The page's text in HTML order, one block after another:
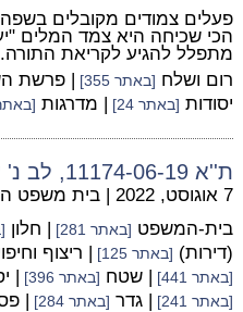
פעלים צמודים מקובלים
הכי שכיחה היא צמד המלים
מתפלל להגיע לקריאת התורה.
רום ושלח [באתר 355] | פרשת
יסודות [באתר 24] | מדרגות [באתר
ת''א 11174-06-19, לב נ' ש.ק.ד. בע''מ ואח'
7 אוגוסט, 2022 | בית משפט
בית-המשפט [באתר 281] | חלון
(דירות) [באתר 125] | ריצוף
[באתר 441] | שטח [באתר 396] |
[באתר 241] | גדר [באתר 284] |